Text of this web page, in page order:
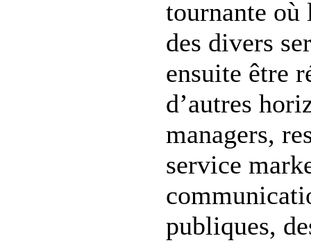
tournante où
des divers
ensuite être
d’autres
managers,
service
publiques,